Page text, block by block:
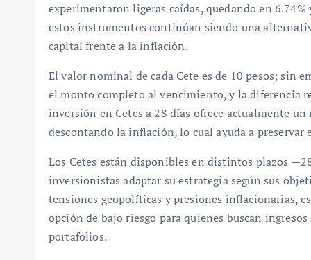
experimentaron ligeras caídas, quedando en
estos instrumentos continúan siendo una
capital frente a la inflación.
El valor nominal de cada Cete es de 10 pesos; sin
el monto completo al vencimiento, y la diferencia
inversión en Cetes a 28 días ofrece actualmente
descontando la inflación, lo cual ayuda a preservar
Los Cetes están disponibles en distintos plazos
inversionistas adaptar su estrategia según sus
tensiones geopolíticas y presiones inflacionarias,
opción de bajo riesgo para quienes buscan
portafolios.